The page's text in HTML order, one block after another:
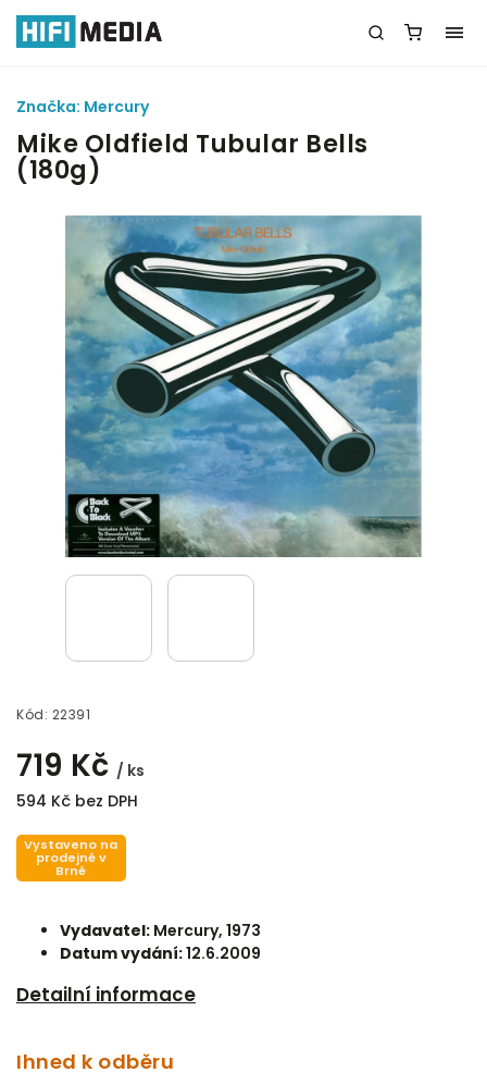
Mike Oldfield Tubular Bells
(180g)
Kód: 22391
719 Kč / ks
594 Kč bez DPH
Vydavatel: Mercury, 1973
Datum vydání:12.6.2009
Detailní informace
Vystaveno na
prodejně v
Brně
Značka: Mercury
Ihned k odběru